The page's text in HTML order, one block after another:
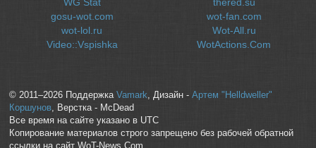
gosu-wot.com
wot-lol.ru
Video::Vspishka
wot-fan.com
Wot-All.ru
WotActions.Com
© 2011–2026 Поддержка Vamark , Дизайн - Артем "Helldweller"
Коршунов, Верстка - McDead
Все время на сайте указано в UTC
Копирование материалов строго запрещено без рабочей обратной
ссылки на сайт WoT-News.Com